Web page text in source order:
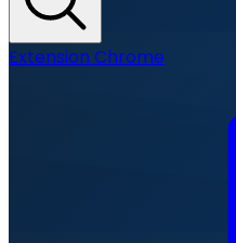
Extension Chrome